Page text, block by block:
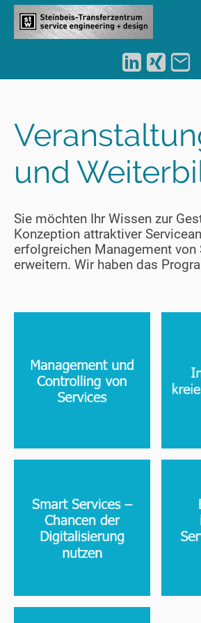
und
Sie möchten Ihr Wissen zur
Konzeption attraktiver
erfolgreichen Management von
erweitern. Wir haben das